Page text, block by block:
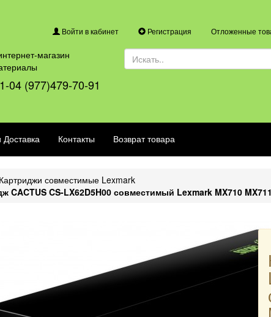
Войти в кабинет Регистрация Отложенные
магазин
04 (977)479-70-91
Контакты Возврат товара
Картриджи совместимые Lexmark
CACTUS CS-LX62D5H00 совместимый Lexmark MX710